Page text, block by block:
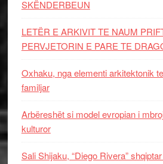
SKËNDERBEUN
LETËR E ARKIVIT TE NAUM
PERVJETORIN E PARE TE
Oxhaku, nga elementi arkitektonik
familjar
Arbëreshët si model evropian i
kulturor
Sali Shijaku, “Diego Rivera”